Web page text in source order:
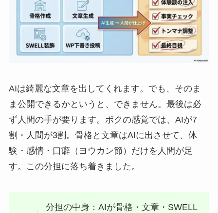
AIは綺麗な文章を出してくれます。でも、そのま
ま公開できるかというと、できません。最後は必
ず人間の手が要ります。ボクの感覚では、AIが7
割・人間が3割。骨格と文章はAIに出させて、体
験・感情・口癖（ヨウカン節）だけを人間が足
す。この分担に落ち着きました。
分担の中身：AIが骨格・文章・SWELL